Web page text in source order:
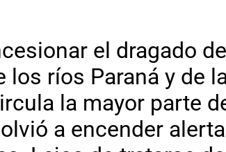
el dragado
los ríos Paraná y de
la mayor parte
a encender